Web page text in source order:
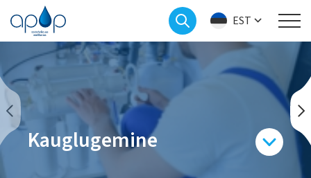
EST
Kauglugemine